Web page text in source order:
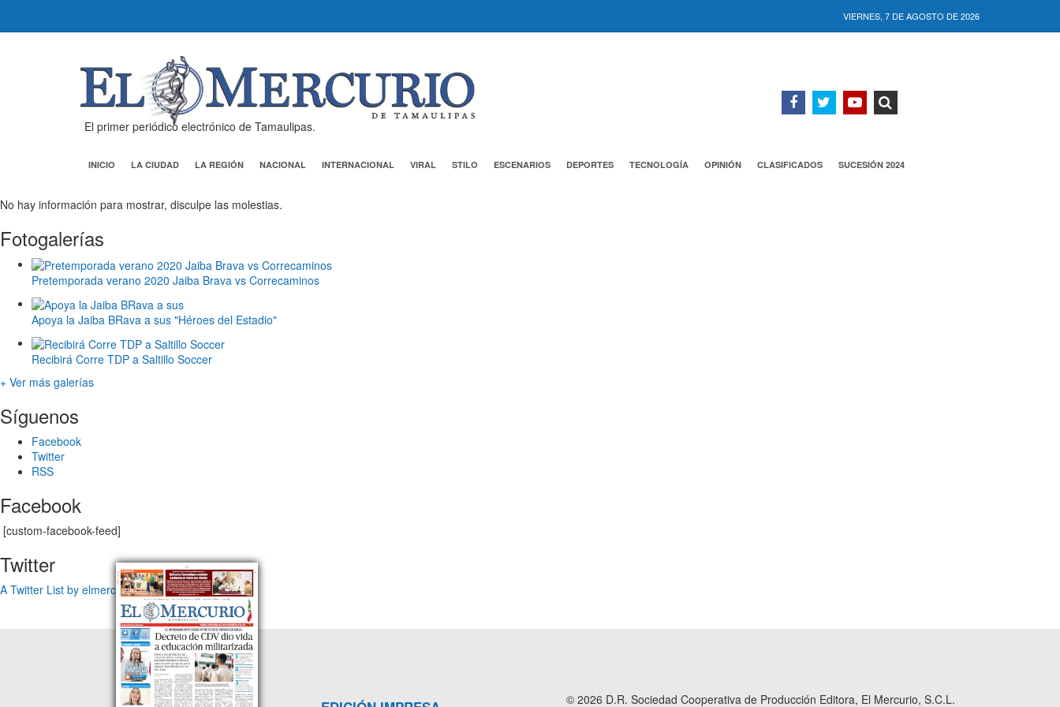
VIERNES, 7 DE AGOSTO DE 2026
El primer periódico electrónico de Tamaulipas.
INICIO LA CIUDAD LA REGIÓN NACIONAL INTERNACIONAL VIRAL STILO ESCENARIOS DEPORTES TECNOLOGÍA OPINIÓN CLASIFICADOS SUCESIÓN 2024
No hay información para mostrar, disculpe las molestias.
Fotogalerías
Pretemporada verano 2020 Jaiba Brava vs Correcaminos
Apoya la Jaiba BRava a sus "Héroes del Estadio"
Recibirá Corre TDP a Saltillo Soccer
+ Ver más galerías
Síguenos
Facebook
Twitter
RSS
Facebook
[custom-facebook-feed]
Twitter
A Twitter List by elmercuriotam
© 2026 D.R. Sociedad Cooperativa de Producción Editora, El Mercurio, S.C.L.